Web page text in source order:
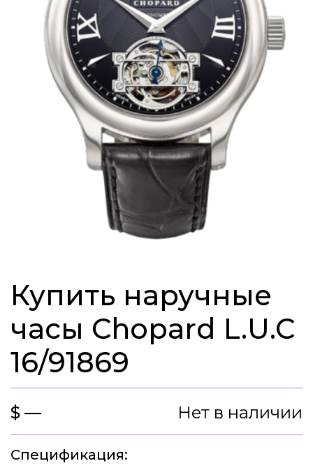
Купить наручные
часы Chopard L.U.C
16/91869
$ — Нет в наличии
Спецификация: